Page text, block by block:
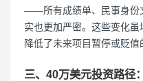
——所有成绩单、民事身份
实也更加严密。这些变化
降低了未来项目暂停或贬值
三、40万美元投资路径